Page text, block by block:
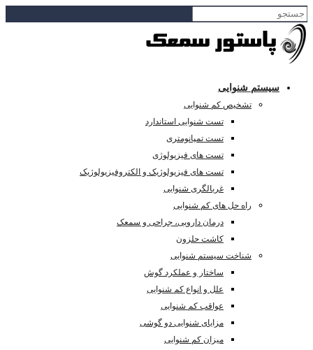
سیستم شنوایی
تشخیص کم شنوایی
تست شنوایی استاندارد
تست تمپانومتری
تست های فیزیولوژی
تست های فیزیولوژیک و الکتروفیزیولوژیک
غربالگری شنوایی
راه حل های کم شنوایی
درمان دارویی، جراحی و سمعک
کاشت حلزون
شناخت سیستم شنوایی
ساختار و عملکرد گوش
علل و انواع کم شنوایی
عواقب کم شنوایی
مزایای شنوایی دو گوشی
میزان کم شنوایی